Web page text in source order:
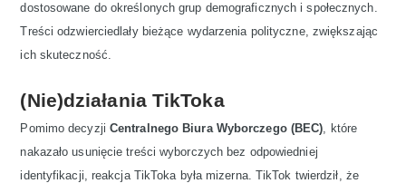
dostosowane do określonych grup demograficznych i społecznych.
Treści odzwierciedlały bieżące wydarzenia polityczne, zwiększając
ich skuteczność.
(Nie)działania TikToka
Pomimo decyzji Centralnego Biura Wyborczego (BEC), które
nakazało usunięcie treści wyborczych bez odpowiedniej
identyfikacji, reakcja TikToka była mizerna. TikTok twierdził, że